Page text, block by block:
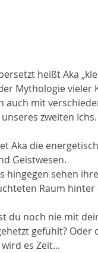
heißt Aka
Mythologie
auch mit
zweiten
Aka die
Geistwesen.
hingegen sehen
Raum
du noch nie mit
gefühlt?
es Zeit...